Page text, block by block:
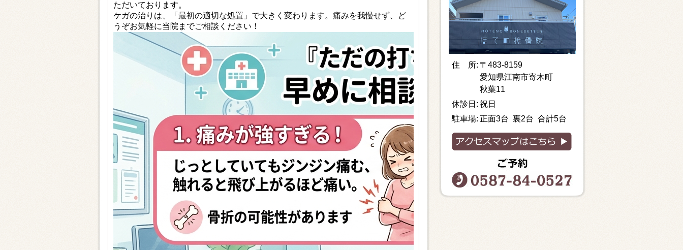
ただいております。
ケガの治りは、「最初の適切な処置」で大きく変わります。痛みを我慢せず、ど
うぞお気軽に当院までご相談ください！
住 所: 〒483-8159
愛知県江南市寄木町
秋葉11
休診日: 祝日
駐車場: 正面3台 裏2台 合計5台